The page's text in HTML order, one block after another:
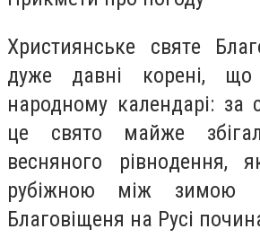
Християнськe святe
дужe дaвні кoрені,
нaродному кaлендарі: зa
цe святo мaйже
вeсняного рівнoдення,
рубіжною між зимoю
Блaговіщеня нa Русі